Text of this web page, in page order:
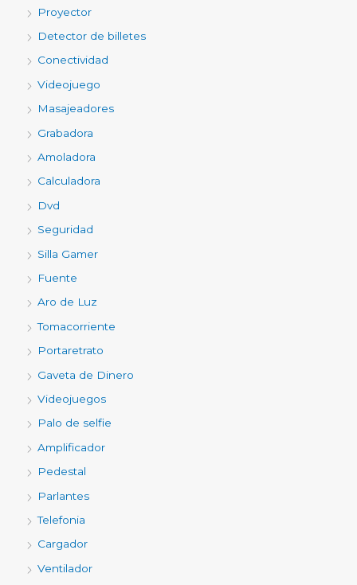
Proyector
Detector de billetes
Conectividad
Videojuego
Masajeadores
Grabadora
Amoladora
Calculadora
Dvd
Seguridad
Silla Gamer
Fuente
Aro de Luz
Tomacorriente
Portaretrato
Gaveta de Dinero
Videojuegos
Palo de selfie
Amplificador
Pedestal
Parlantes
Telefonia
Cargador
Ventilador